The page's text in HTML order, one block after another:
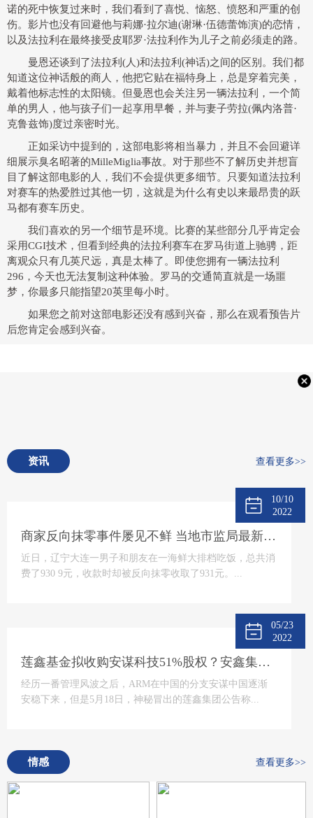
诺的死中恢复过来时，我们看到了喜悦、恼怒、愤怒和严重的创
伤。影片也没有回避他与莉娜·拉尔迪(谢琳·伍德蕾饰演)的恋情，
以及法拉利在最终接受皮耶罗·法拉利作为儿子之前必须走的路。
曼恩还谈到了法拉利(人)和法拉利(神话)之间的区别。我们都
知道这位神话般的商人，他把它贴在福特身上，总是穿着完美，
戴着他标志性的太阳镜。但曼恩也会关注另一辆法拉利，一个简
单的男人，他与孩子们一起享用早餐，并与妻子劳拉(佩内洛普·
克鲁兹饰)度过亲密时光。
正如采访中提到的，这部电影将相当暴力，并且不会回避详
细展示臭名昭著的MilleMiglia事故。对于那些不了解历史并想盲
目了解这部电影的人，我们不会提供更多细节。只要知道法拉利
对赛车的热爱胜过其他一切，这就是为什么有史以来最昂贵的跃
马都有赛车历史。
我们喜欢的另一个细节是环境。比赛的某些部分几乎肯定会
采用CGI技术，但看到经典的法拉利赛车在罗马街道上驰骋，距
离观众只有几英尺远，真是太棒了。即使您拥有一辆法拉利
296，今天也无法复制这种体验。罗马的交通简直就是一场噩
梦，你最多只能指望20英里每小时。
如果您之前对这部电影还没有感到兴奋，那么在观看预告片
后您肯定会感到兴奋。
资讯 查看更多>>
10/10
2022
商家反向抹零事件屡见不鲜 当地市监局最新回应将“零容忍”态度打击
近日，辽宁大连一男子和朋友在一海鲜大排档吃饭，总共消
费了930 9元，收款时却被反向抹零收取了931元。...
05/23
2022
莲鑫基金拟收购安谋科技51%股权？安鑫集团回应
经历一番管理风波之后，ARM在中国的分支安谋中国逐渐
安稳下来，但是5月18日，神秘冒出的莲鑫集团公告称...
情感 查看更多>>